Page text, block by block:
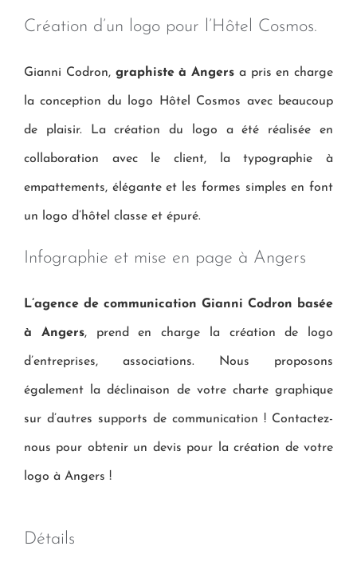
Création d’un logo pour l’Hôtel Cosmos.
Gianni Codron, graphiste à Angers a pris en charge
la conception du logo Hôtel Cosmos avec beaucoup
de plaisir. La création du logo a été réalisée en
collaboration avec le client, la typographie à
empattements, élégante et les formes simples en font
un logo d’hôtel classe et épuré.
Infographie et mise en page à Angers
L’agence de communication Gianni Codron basée
à Angers, prend en charge la création de logo
d’entreprises, associations. Nous proposons
également la déclinaison de votre charte graphique
sur d’autres supports de communication ! Contactez-
nous pour obtenir un devis pour la création de votre
logo à Angers !
Détails